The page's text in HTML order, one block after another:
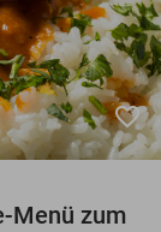
favorite_border
Menü zum